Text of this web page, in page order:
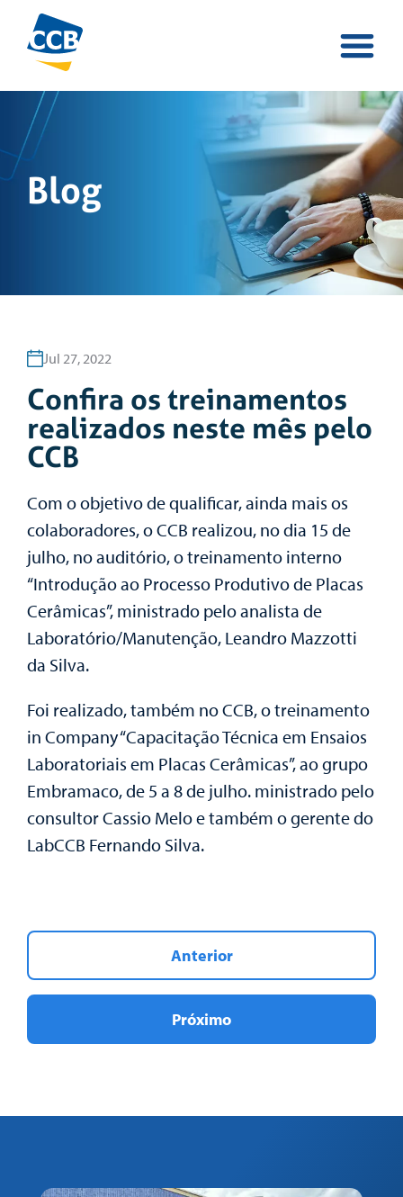
Blog
Jul 27, 2022
Confira os treinamentos
realizados neste mês pelo
CCB
Com o objetivo de qualificar, ainda mais os
colaboradores, o CCB realizou, no dia 15 de
julho, no auditório, o treinamento interno
“Introdução ao Processo Produtivo de Placas
Cerâmicas”, ministrado pelo analista de
Laboratório/Manutenção, Leandro Mazzotti
da Silva.
Foi realizado, também no CCB, o treinamento
in Company “Capacitação Técnica em Ensaios
Laboratoriais em Placas Cerâmicas”, ao grupo
Embramaco, de 5 a 8 de julho. ministrado pelo
consultor Cassio Melo e também o gerente do
LabCCB Fernando Silva.
Anterior
Próximo